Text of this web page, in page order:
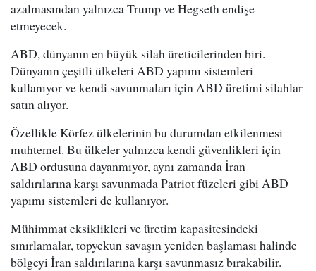
azalmasından yalnızca Trump ve Hegseth endişe
etmeyecek.
ABD, dünyanın en büyük silah üreticilerinden biri.
Dünyanın çeşitli ülkeleri ABD yapımı sistemleri
kullanıyor ve kendi savunmaları için ABD üretimi silahlar
satın alıyor.
Özellikle Körfez ülkelerinin bu durumdan etkilenmesi
muhtemel. Bu ülkeler yalnızca kendi güvenlikleri için
ABD ordusuna dayanmıyor, aynı zamanda İran
saldırılarına karşı savunmada Patriot füzeleri gibi ABD
yapımı sistemleri de kullanıyor.
Mühimmat eksiklikleri ve üretim kapasitesindeki
sınırlamalar, topyekun savaşın yeniden başlaması halinde
bölgeyi İran saldırılarına karşı savunmasız bırakabilir.